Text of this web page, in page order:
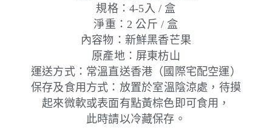
規格：4-5入 / 盒
淨重：2 公斤 / 盒
內容物：新鮮黑香芒果
原產地：屏東枋山
運送方式： 常溫直送香港（ 國際宅配空運）
保存及食用方式： 放置於室溫陰涼處，待摸
起來微軟或表面有點黃棕色即可食用，
此時請以冷藏保存。